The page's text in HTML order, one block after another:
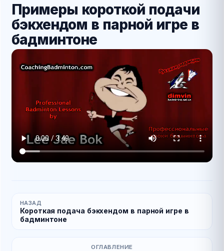
Примеры короткой подачи
бэкхендом в парной игре в
бадминтоне
НАЗАД
Короткая подача бэкхендом в парной игре в
бадминтоне
ОГЛАВЛЕНИЕ